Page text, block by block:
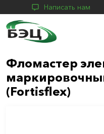
Написать нам
Фломастер
(Fortisflex)